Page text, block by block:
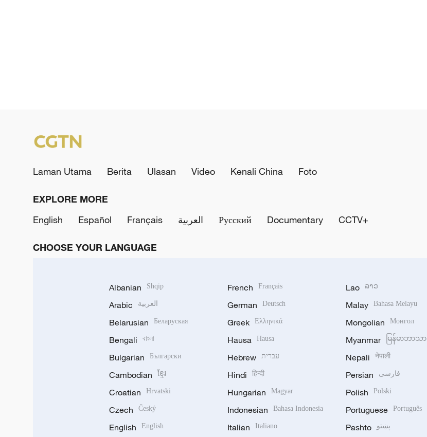
Laman Utama Berita Ulasan Video Kenali China Foto
EXPLORE MORE
English
Español Français العربية Русский Documentary CCTV+
CHOOSE YOUR LANGUAGE
Albanian Shqip
Arabic العربية
Belarusian Беларуская
Bengali বাংলা
Bulgarian Български
Cambodian ខ្មែរ
Croatian Hrvatski
Czech Český
English English
French Français
German Deutsch
Greek Ελληνικά
Hausa Hausa
Hebrew עברית
Hindi हिन्दी
Hungarian Magyar
Indonesian Bahasa Indonesia
Italian Italiano
Lao ລາວ
Malay Bahasa Melayu
Mongolian Монгол
Myanmar မြန်မာဘာသာ
Nepali नेपाली
Persian فارسی
Polish Polski
Portuguese Português
Pashto پښتو